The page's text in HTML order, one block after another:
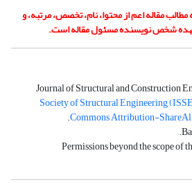
مقاله اعم از محتوا، نام، تخصص، مرتبه، و
شخص نویسنده مسئول مقاله است.
Journal of Structural and Construction
Society of Structural Engineering
Commons Attribution-
.
.
Permissions beyond the scope of